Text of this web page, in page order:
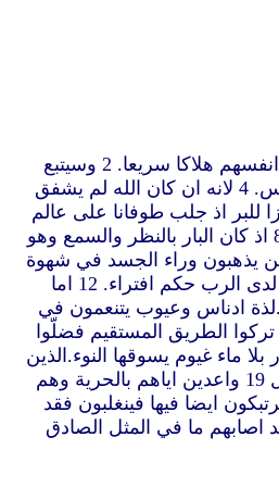
“1 ولكن كان ايضا في الشعب انبياء كذبة كما سيكون فيكم ايضا معلّمون كذبة الذين يدسّون بدع هلاك واذ هم ينكرون الرب الذي اشتراهم يجلبون على انفسهم هلاكا سريعا. 2 وسيتبع
كثيرون تهلكاتهم.الذين بسببهم يجدف على طريق الحق. 3 وهم في الطمع يتّجرون بكم باقوال مصنعة الذين دينونتهم منذ القديم لا تتوانى وهلاكهم لا ينعس. 4 لانه ان كان الله لم يشفق
انما حفظ نوحا ثامنا كارزا للبر اذ جلب طوفانا على عالم
الفجار. 6 واذ رمّد مدينتي سدوم وعمورة حكم عليهما بالانقلاب واضعا عبرة للعتيدين ان يفجروا 7 وانقذ لوطا البار مغلوبا من سيرة الاردياء في الدعارة. 8 اذ كان البار بالنظر والسمع وهو
9 يعلم الرب ان ينقذ الاتقياء من التجربة ويحفظ الاثمة الى يوم الدين معاقبين 10 ولا سيما الذين يذهبون وراء الجسد في شهوة
النجاسة ويستهينون بالسيادة.جسورون معجبون بانفسهم لا يرتعبون ان يفتروا على ذوي الامجاد 11 حيث ملائكة وهم اعظم قوة وقدرة لا يقدمون عليهم لدى الرب حكم افتراء. 12 اما
آخذين اجرة الاثم.الذين يحسبون تنعم يوم.لذة ادناس وعيوب يتنعمون في
معكم. 14 لهم عيون مملوءة فسقا لا تكف عن الخطية خادعون النفوس غير الثابتة.لهم قلب متدرب في الطمع.اولاد اللعنة. 15 قد تركوا الطريق المستقيم فضلّوا
ولكنه حصل على توبيخ تعديه اذ منع حماقة النبي حمار اعجم ناطقا بصوت انسان. 17 هؤلاء هم آبار بلا ماء غيوم يسوقها النوء.الذين
قد حفظ لهم قتام الظلام الى الابد. 18 لانهم اذ ينطقون بعظائم البطل يخدعون بشهوات الجسد في الدعارة من هرب قليلا من الذين يسيرون في الضلال 19 واعدين اياهم بالحرية وهم
يسوع المسيح يرتبكون ايضا فيها فينغلبون فقد
الاواخر اشر من الاوائل. 21 لانه كان خيرا لهم لو لم يعرفوا طريق البر من انهم بعدما عرفوا يرتدّون عن الوصية المقدسة المسلمة لهم. 22 قد اصابهم ما في المثل الصادق